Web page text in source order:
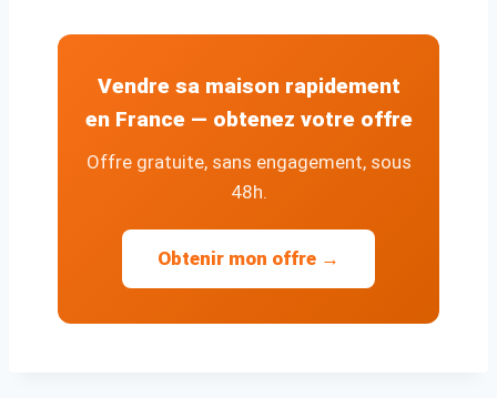
Vendre sa maison rapidement
en France — obtenez votre offre
Offre gratuite, sans engagement, sous
48h.
Obtenir mon offre →